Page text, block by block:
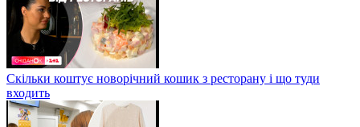
Скільки коштує новорічний кошик з ресторану і що туди
входить